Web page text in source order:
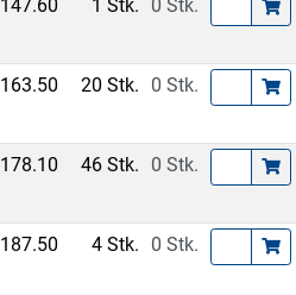
147.60 1 Stk. 0 Stk.
163.50 20 Stk. 0 Stk.
178.10 46 Stk. 0 Stk.
187.50 4 Stk. 0 Stk.